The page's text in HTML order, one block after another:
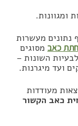
ומגוונות.
נתונים מעשרות
כאב מסוגים
השונות –
ועד מיגרנות.
תוצאות מעודדות
כאב הקשור